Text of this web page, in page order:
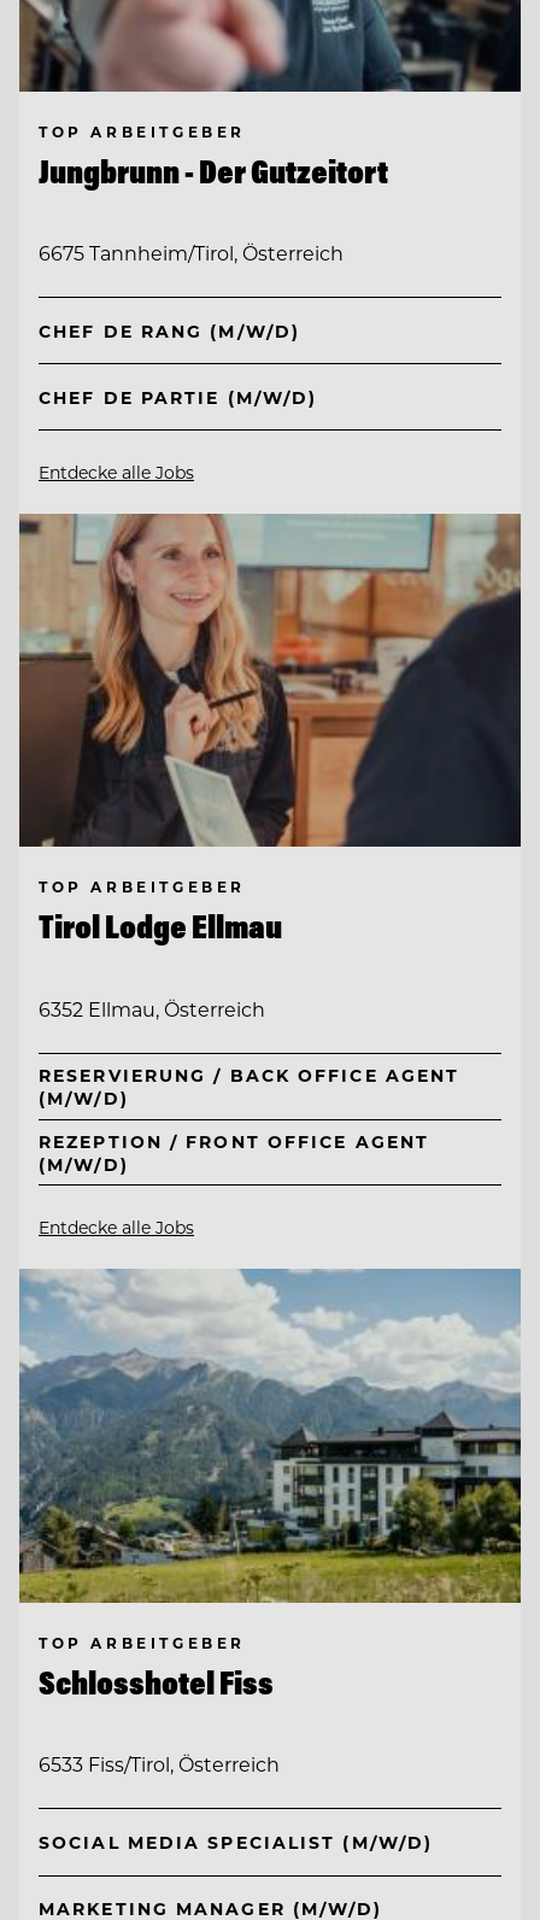
TOP ARBEITGEBER
Jungbrunn - Der Gutzeitort
6675 Tannheim/Tirol, Österreich
CHEF DE RANG (M/W/D)
CHEF DE PARTIE (M/W/D)
Entdecke alle Jobs
TOP ARBEITGEBER
Tirol Lodge Ellmau
6352 Ellmau, Österreich
RESERVIERUNG / BACK OFFICE AGENT
(M/W/D)
REZEPTION / FRONT OFFICE AGENT
(M/W/D)
Entdecke alle Jobs
TOP ARBEITGEBER
Schlosshotel Fiss
6533 Fiss/Tirol, Österreich
SOCIAL MEDIA SPECIALIST (M/W/D)
MARKETING MANAGER (M/W/D)